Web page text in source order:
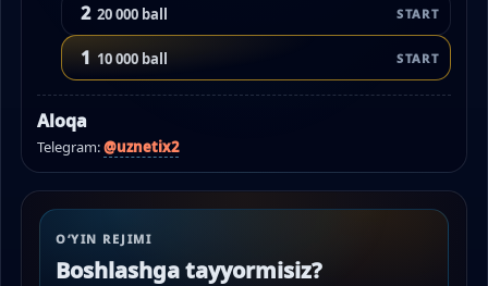
1 10 000 ball START
2 20 000 ball START
Aloqa
Telegram:@uznetix2
O‘YIN REJIMI
Boshlashga tayyormisiz?